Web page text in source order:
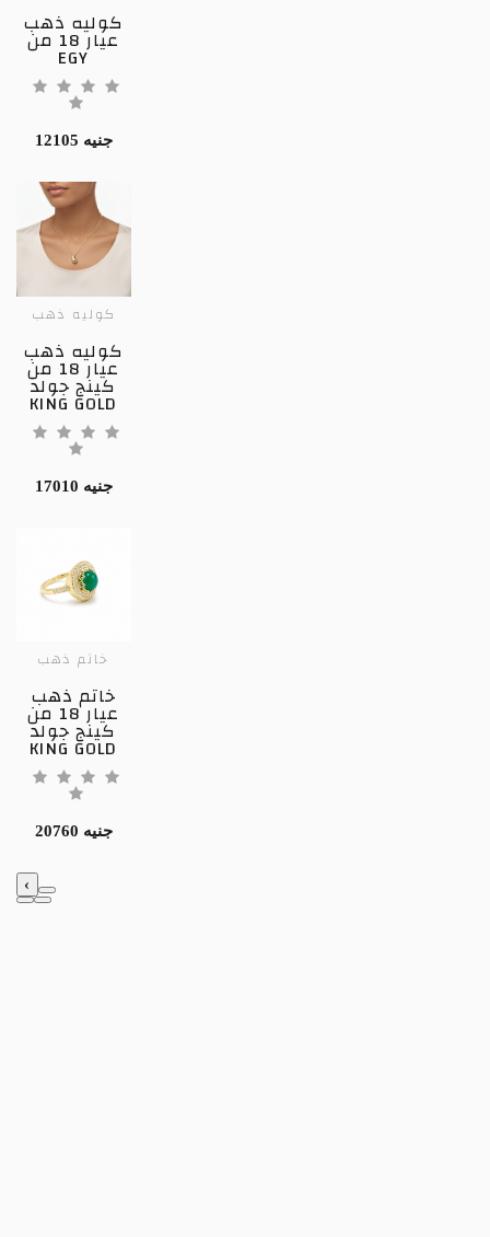
كوليه ذهب
عيار 18 من
EGY
12105 جنيه
كوليه ذهب
كوليه ذهب
عيار 18 من
كينج جولد
KING GOLD
17010 جنيه
خاتم ذهب
خاتم ذهب
عيار 18 من
كينج جولد
KING GOLD
20760 جنيه
‹